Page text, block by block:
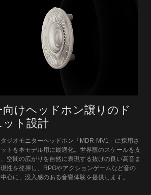
けヘッドホン譲りのド
ト設計
ジオモニターヘッドホン「MDR-MV1」に採用さ
トを本モデル用に最適化。世界観のスケールを支
空間の広がりを自然に表現する抜けの良い高音ま
性を発揮し、RPGやアクションゲームなど音の
心に、没入感のある音響体験を提供します。